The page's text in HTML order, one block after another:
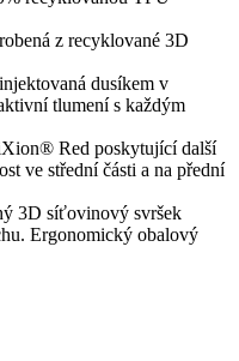
z recyklované 3D
dusíkem v
tlumení s každým
Red poskytující další
ve střední části a na přední
3D síťovinový svršek
Ergonomický obalový